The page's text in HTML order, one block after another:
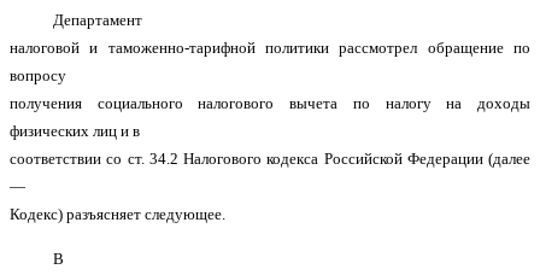
Департамент
налоговой и таможенно-тарифной политики рассмотрел обращение по
вопросу
получения социального налогового вычета по налогу на доходы
физических лиц и в
соответствии со ст. 34.2 Налогового кодекса Российской Федерации (далее
—
Кодекс) разъясняет следующее.
В